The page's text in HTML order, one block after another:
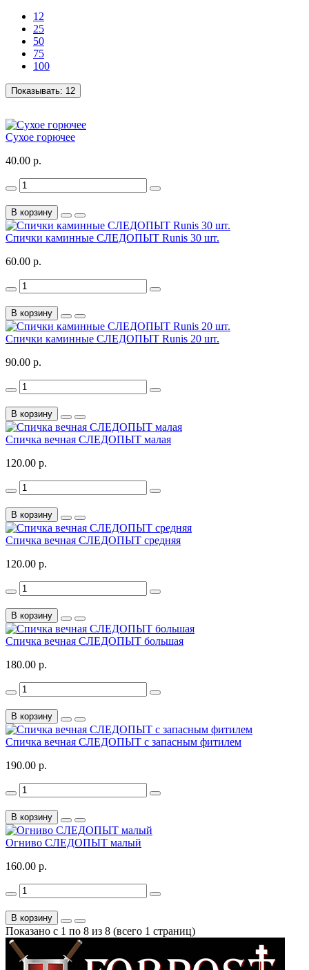
12
25
50
75
100
Показывать: 12
Сухое горючее
40.00 р.
В корзину
Спички каминные СЛЕДОПЫТ Runis 30 шт.
60.00 р.
В корзину
Спички каминные СЛЕДОПЫТ Runis 20 шт.
90.00 р.
В корзину
Спичка вечная СЛЕДОПЫТ малая
120.00 р.
В корзину
Спичка вечная СЛЕДОПЫТ средняя
120.00 р.
В корзину
Спичка вечная СЛЕДОПЫТ большая
180.00 р.
В корзину
Спичка вечная СЛЕДОПЫТ с запасным фитилем
190.00 р.
В корзину
Огниво СЛЕДОПЫТ малый
160.00 р.
В корзину
Показано с 1 по 8 из 8 (всего 1 страниц)